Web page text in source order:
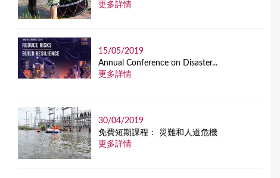
更多詳情
15/05/2019
Annual Conference on Disaster...
更多詳情
30/04/2019
免費短期課程： 災難和人道危機
更多詳情